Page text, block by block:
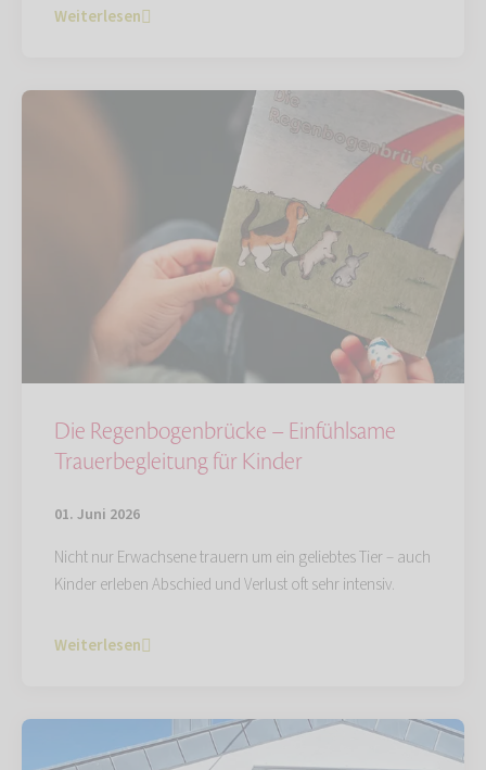
Weiterlesen
Die Regenbogenbrücke – Einfühlsame
Trauerbegleitung für Kinder
01. Juni 2026
Nicht nur Erwachsene trauern um ein geliebtes Tier – auch
Kinder erleben Abschied und Verlust oft sehr intensiv.
Weiterlesen